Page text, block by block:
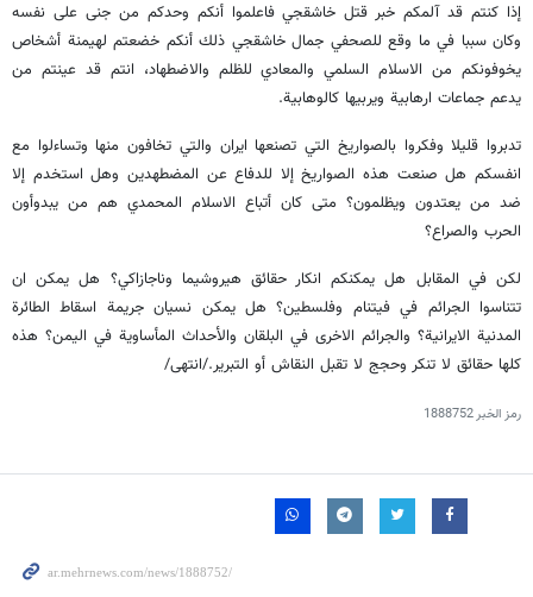
إذا كنتم قد آلمكم خبر قتل خاشقجي فاعلموا أنكم وحدكم من جنى على نفسه
وكان سببا في ما وقع للصحفي جمال خاشقجي ذلك أنكم خضعتم لهيمنة أشخاص
يخوفونكم من الاسلام السلمي والمعادي للظلم والاضطهاد، انتم قد عينتم من
يدعم جماعات ارهابية ويربيها كالوهابية.
تدبروا قليلا وفكروا بالصواريخ التي تصنعها ايران والتي تخافون منها وتساءلوا مع
انفسكم هل صنعت هذه الصواريخ إلا للدفاع عن المضطهدين وهل استخدم إلا
ضد من يعتدون ويظلمون؟ متى كان أتباع الاسلام المحمدي هم من يبدوأون
الحرب والصراع؟
لكن في المقابل هل يمكنكم انكار حقائق هيروشيما وناجازاكي؟ هل يمكن ان
تتناسوا الجرائم في فيتنام وفلسطين؟ هل يمكن نسيان جريمة اسقاط الطائرة
المدنية الايرانية؟ والجرائم الاخرى في البلقان والأحداث المأساوية في اليمن؟ هذه
كلها حقائق لا تنكر وحجج لا تقبل النقاش أو التبرير./انتهى/
رمز الخبر1888752